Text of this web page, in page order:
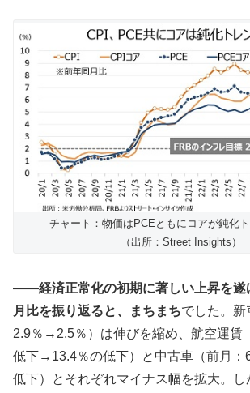
チャート：物価はPCEともにコアが鈍化
（出所：Street Insights）
――経済正常化の初期に著しい上昇を遂
月比を振り返ると、まちまちでした。新
2.9％→2.5％）は伸びを縮め、航空運賃
低下→13.4％の低下）と中古車（前月
低下）とそれぞれマイナス幅を拡大。し